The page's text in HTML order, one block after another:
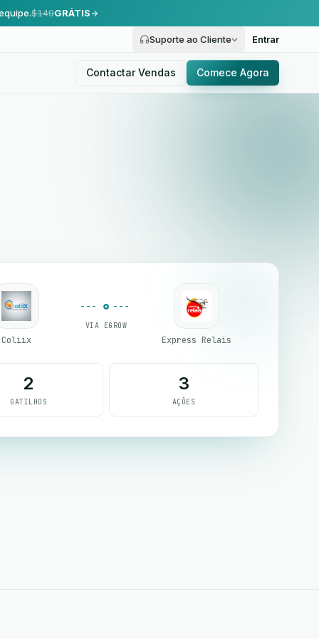
$149GRÁTIS
Suporte ao Cliente Entrar
Contactar Vendas Comece Agora
Coliix
VIA EGROW
Express Relais
2
GATILHOS
3
AÇÕES